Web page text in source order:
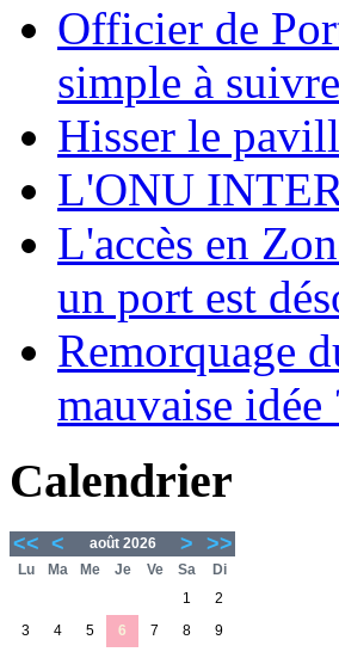
Officier de
simple à suivre
Hisser le
L'ONU
L'accès en
un port est
Remorquage
mauvaise idée
Calendrier
<< < août 2026 > >>
Lu Ma Me Je Ve Sa
Di
1
2
3
4 5 6 7 8
9